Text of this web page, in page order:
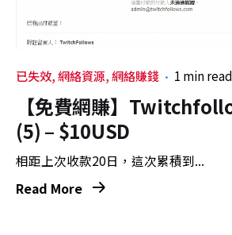
已失效 網絡資源 網絡賺錢 1 min read
【免費網賺】
(5) – $10USD
相距上次收款20日，這次累積到...
Read More